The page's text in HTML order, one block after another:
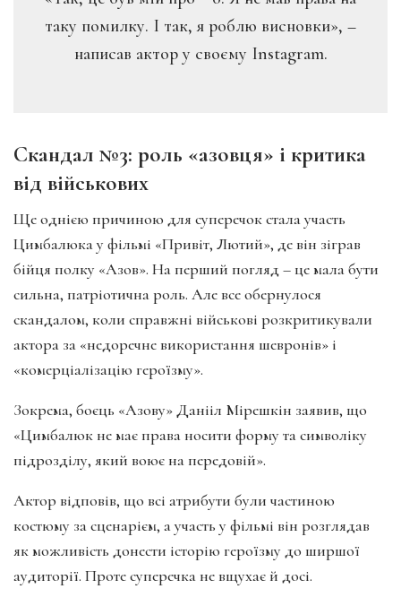
таку помилку. І так, я роблю висновки», –
написав актор у своєму Instagram.
Скандал №3: роль «азовця» і критика
від військових
Ще однією причиною для суперечок стала участь
Цимбалюка у фільмі «Привіт, Лютий», де він зіграв
бійця полку «Азов». На перший погляд – це мала бути
сильна, патріотична роль. Але все обернулося
скандалом, коли справжні військові розкритикували
актора за «недоречне використання шевронів» і
«комерціалізацію героїзму».
Зокрема, боєць «Азову» Данііл Мірешкін заявив, що
«Цимбалюк не має права носити форму та символіку
підрозділу, який воює на передовій».
Актор відповів, що всі атрибути були частиною
костюму за сценарієм, а участь у фільмі він розглядав
як можливість донести історію героїзму до ширшої
аудиторії. Проте суперечка не вщухає й досі.